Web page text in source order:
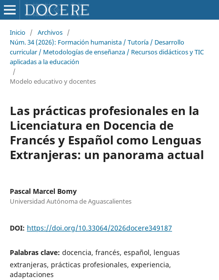
Inicio / Archivos /
Núm. 34 (2026): Formación humanista / Tutoría / Desarrollo
curricular / Metodologías de enseñanza / Recursos didácticos y TIC
aplicadas a la educación
/
Modelo educativo y docentes
Las prácticas profesionales en la
Licenciatura en Docencia de
Francés y Español como Lenguas
Extranjeras: un panorama actual
Pascal Marcel Bomy
Universidad Autónoma de Aguascalientes
DOI: https://doi.org/10.33064/2026docere349187
Palabras clave: docencia, francés, español, lenguas
extranjeras, prácticas profesionales, experiencia,
adaptaciones